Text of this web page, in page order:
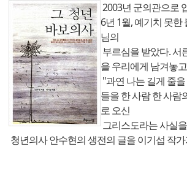
2003년 군의관으로
6년 1월, 예기치 못한
님의
부르심을 받았다. 서
을 우리에게 남겨놓
"과연 나는 길게 줄
들을 한 사람 한 사람
로 오신
그리스도라는 사실
청년의사 안수현의 생전의 글을 이기섭 작